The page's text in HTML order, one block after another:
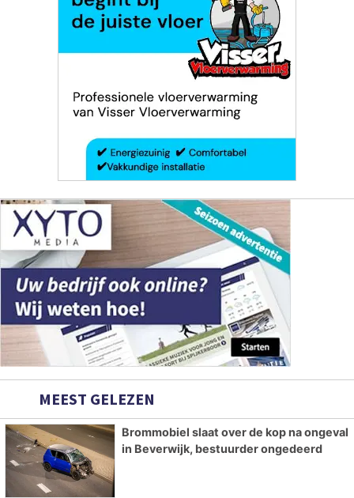
MEEST GELEZEN
Brommobiel slaat over de kop na ongeval
in Beverwijk, bestuurder ongedeerd